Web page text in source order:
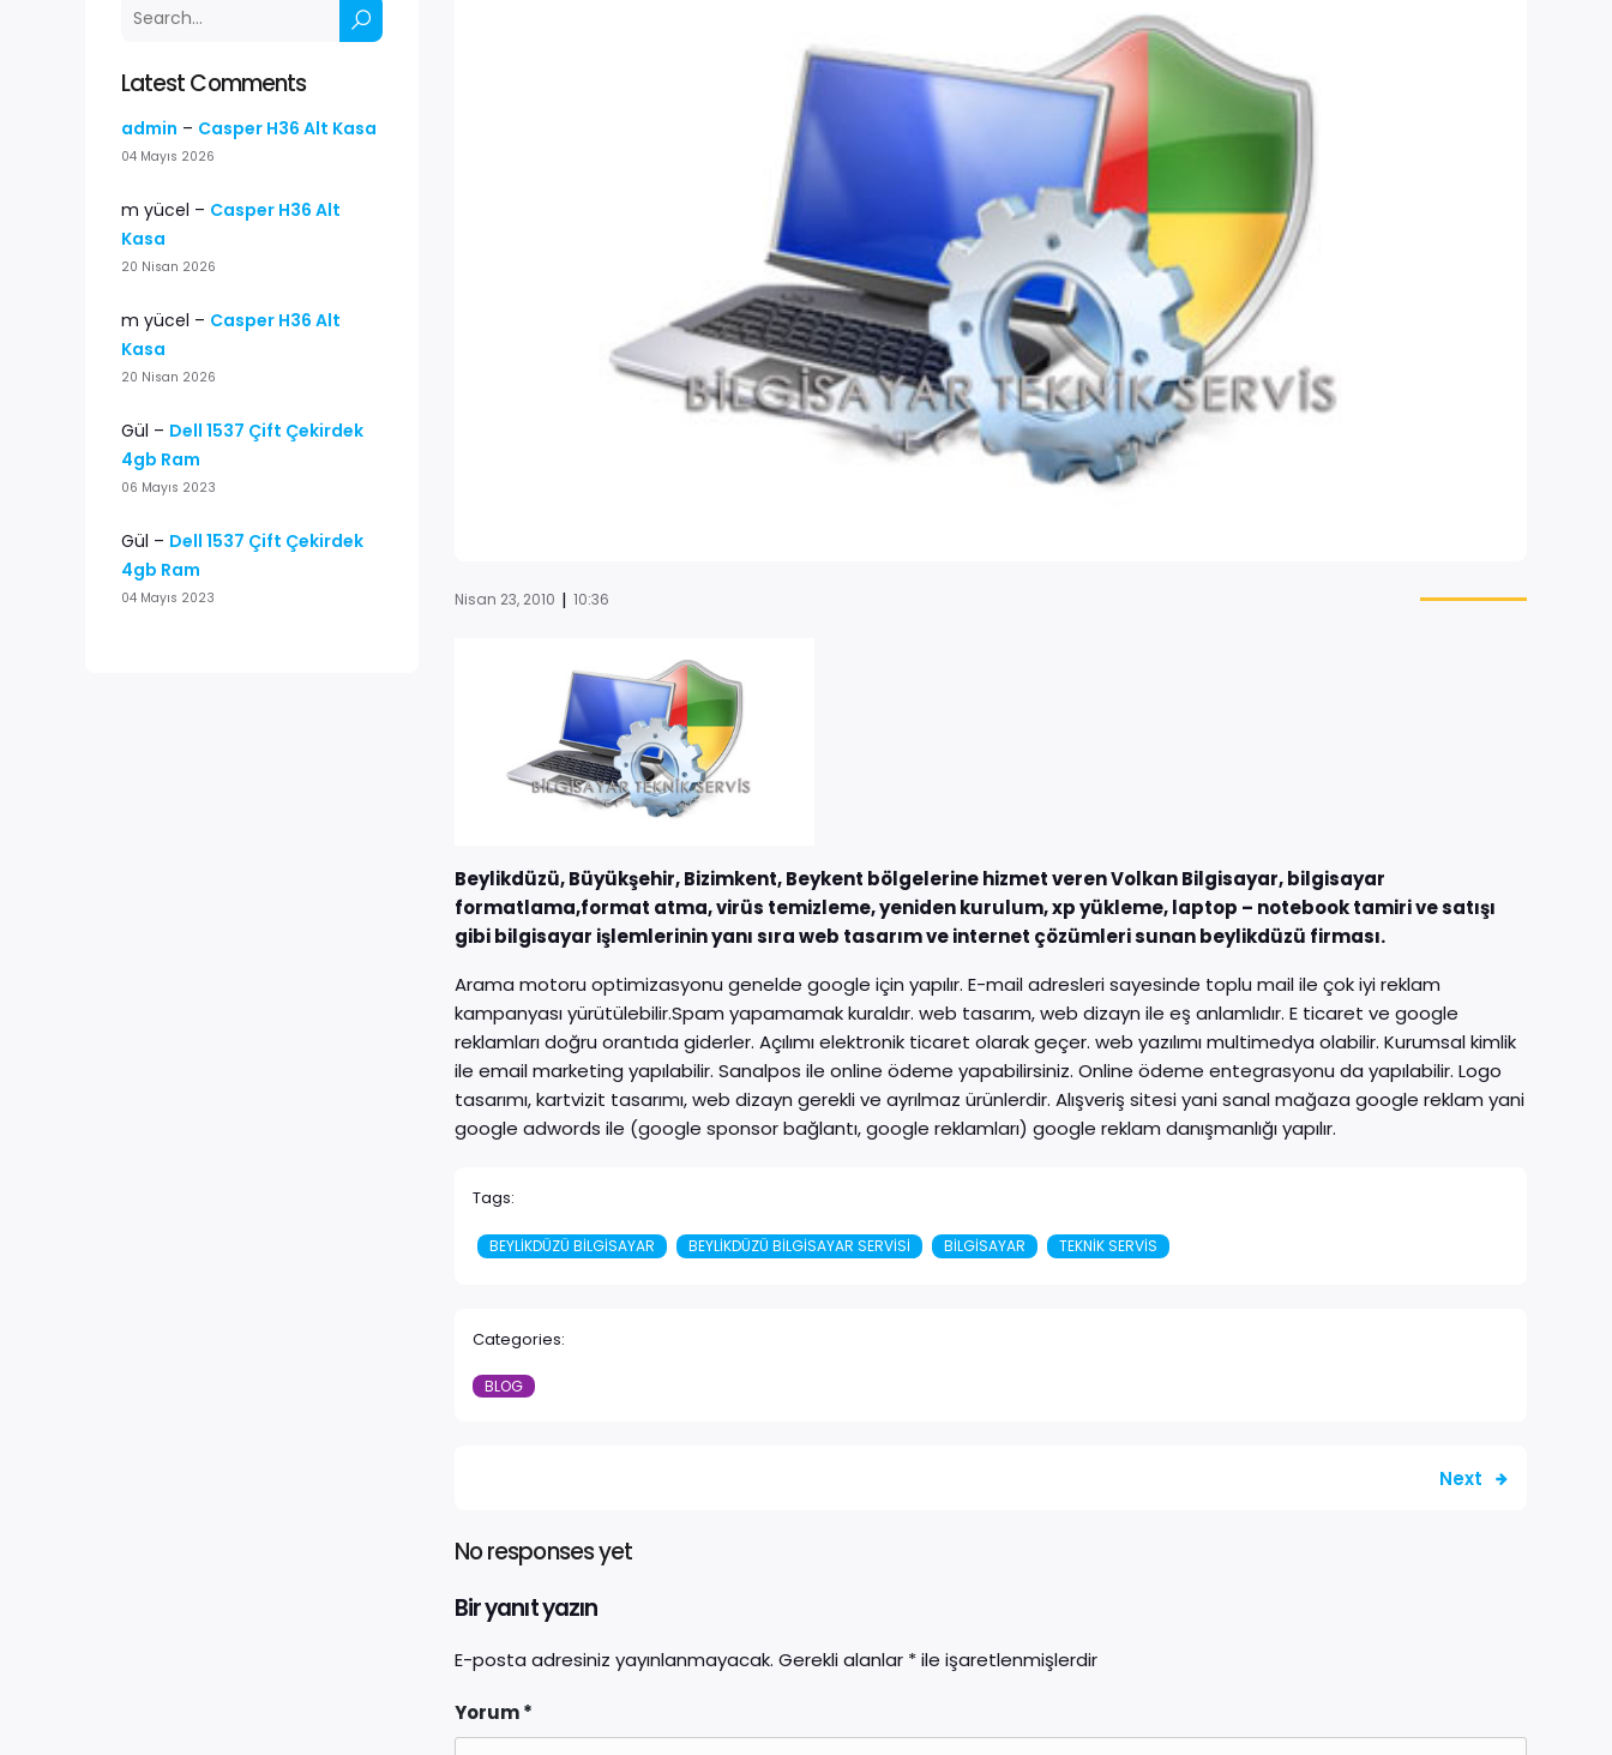
Latest Comments
admin – Casper H36 Alt Kasa
04 Mayıs 2026
m yücel – Casper H36 Alt
Kasa
20 Nisan 2026
m yücel – Casper H36 Alt
Kasa
20 Nisan 2026
Gül – Dell 1537 Çift Çekirdek
4gb Ram
06 Mayıs 2023
Gül – Dell 1537 Çift Çekirdek
4gb Ram
04 Mayıs 2023 Nisan 23, 2010 | 10:36
Beylikdüzü, Büyükşehir, Bizimkent, Beykent bölgelerine hizmet veren Volkan Bilgisayar, bilgisayar
formatlama,format atma, virüs temizleme, yeniden kurulum, xp yükleme, laptop – notebook tamiri ve satışı
gibi bilgisayar işlemlerinin yanı sıra web tasarım ve internet çözümleri sunan beylikdüzü firması.
Arama motoru optimizasyonu genelde google için yapılır. E-mail adresleri sayesinde toplu mail ile çok iyi reklam
kampanyası yürütülebilir.Spam yapamamak kuraldır. web tasarım, web dizayn ile eş anlamlıdır. E ticaret ve google
reklamları doğru orantıda giderler. Açılımı elektronik ticaret olarak geçer. web yazılımı multimedya olabilir. Kurumsal kimlik
ile email marketing yapılabilir. Sanalpos ile online ödeme yapabilirsiniz. Online ödeme entegrasyonu da yapılabilir. Logo
tasarımı, kartvizit tasarımı, web dizayn gerekli ve ayrılmaz ürünlerdir. Alışveriş sitesi yani sanal mağaza google reklam yani
google adwords ile (google sponsor bağlantı, google reklamları) google reklam danışmanlığı yapılır.
Tags:
BEYLIKDÜZÜ BILGISAYAR BEYLIKDÜZÜ BILGISAYAR SERVISI BILGISAYAR TEKNIK SERVIS
Categories:
BLOG
Next
No responses yet
Bir yanıt yazın
E-posta adresiniz yayınlanmayacak. Gerekli alanlar *ile işaretlenmişlerdir
Yorum*